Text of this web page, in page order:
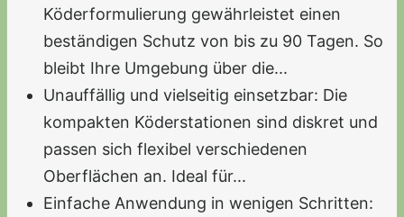
Köderformulierung gewährleistet einen
beständigen Schutz von bis zu 90 Tagen. So
bleibt Ihre Umgebung über die...
Unauffällig und vielseitig einsetzbar: Die
kompakten Köderstationen sind diskret und
passen sich flexibel verschiedenen
Oberflächen an. Ideal für...
Einfache Anwendung in wenigen Schritten: